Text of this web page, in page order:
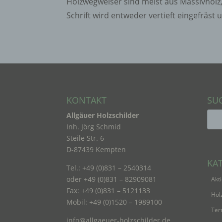
Schrift wird entweder vertieft eingefräst
KONTAKT
Allgäuer Holzschilder
Inh. Jörg Schmid
Steile Str. 6
D-87439 Kempten
Tel.: +49 (0)831 – 2540314
oder +49 (0)831 – 82909081
Fax: +49 (0)831 – 5121133
Mobil: +49 (0)1520 – 1989100
info@allgaeuer-holzschilder.de
einer
g)
der